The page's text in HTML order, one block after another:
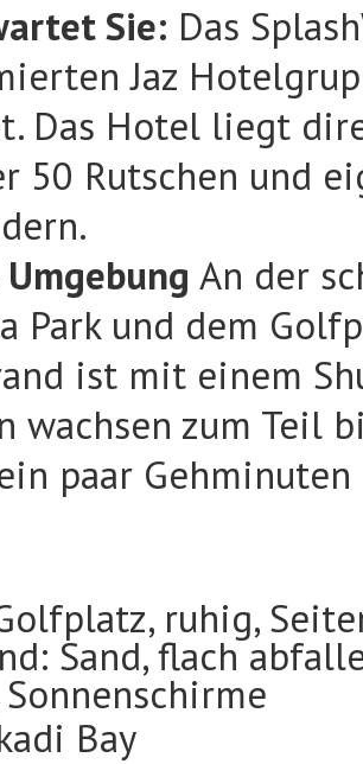
Sie: Das
Jaz
Das Hotel liegt
50 Rutschen und
An der
Park und dem
ist mit einem
wachsen zum Teil
paar
ruhig,
Sand, flach
Bay